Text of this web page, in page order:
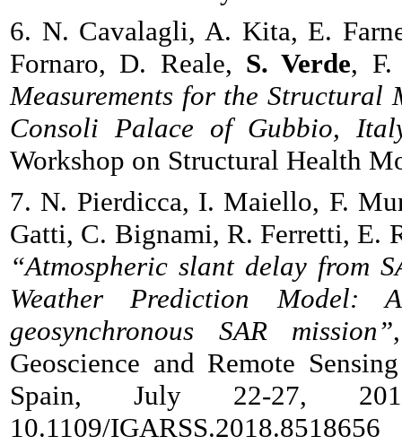
6. N. Cavalagli, A. Kita, E.
Fornaro, D. Reale, S. Verde,
Measurements for the
Consoli Palace of Gubbio,
Workshop on Structural Health
7. N. Pierdicca, I. Maiello, F.
Gatti, C. Bignami, R. Ferretti, E.
“Atmospheric slant delay from
Weather Prediction
geosynchronous SAR mission”
Geoscience and Remote
Spain, July 22-27,
10.1109/IGARSS.2018.8518656